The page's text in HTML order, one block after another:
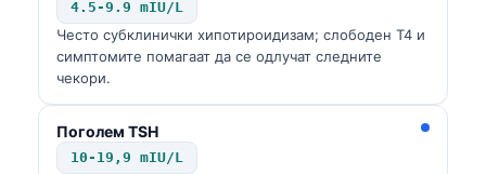
4.5-9.9 mIU/L
Често субклинички хипотироидизам; слободен T4 и
симптомите помагаат да се одлучат следните
чекори.
Поголем TSH
10-19,9 mIU/L
اردو
తెలుగు
தமிழ்